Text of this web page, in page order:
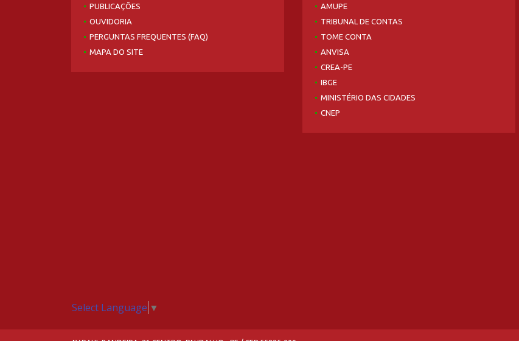
PUBLICAÇÕES
OUVIDORIA
PERGUNTAS FREQUENTES (FAQ)
MAPA DO SITE
AMUPE
TRIBUNAL DE CONTAS
TOME CONTA
ANVISA
CREA-PE
IBGE
MINISTÉRIO DAS CIDADES
CNEP
Select Language ▼